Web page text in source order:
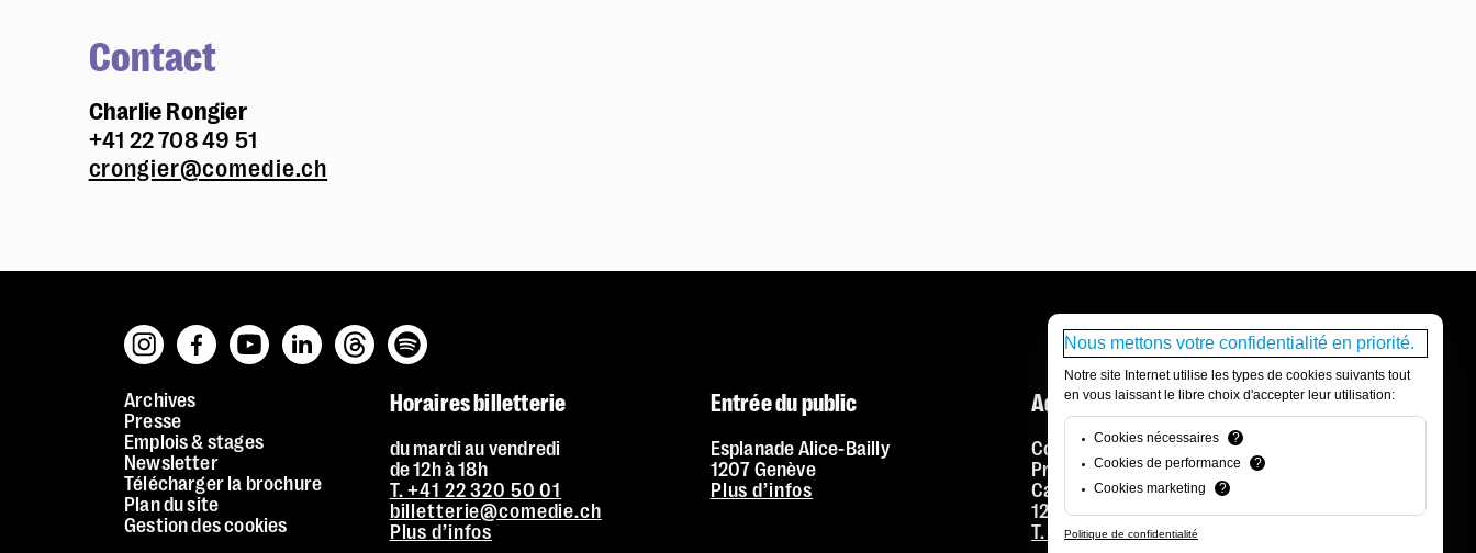
Facile à lire et à comprendre (FALC)
Contact
Charlie Rongier
+41 22 708 49 51
crongier@comedie.ch
Archives
Presse
Emplois & stages
Newsletter
Télécharger la brochure
Plan du site
Gestion des cookies
Horaires billetterie
du mardi au vendredi
de 12h à 18h
T. +41 22 320 50 01
billetterie@comedie.ch
Plus d’infos
Entrée du public
Esplanade Alice-Bailly
1207 Genève
Plus d’infos
Adresse postale
Comédie de Genève Théâtre
Promenade Louise-Boulaz
Case postale 2
1211 Genève 6
T. +41 22 320 50 00
Nous mettons votre confidentialité en priorité.
Notre site Internet utilise les types de cookies suivants tout
en vous laissant le libre choix d'accepter leur utilisation:
Cookies nécessaires
?
Cookies de performance
?
Cookies marketing
?
Politique de confidentialité